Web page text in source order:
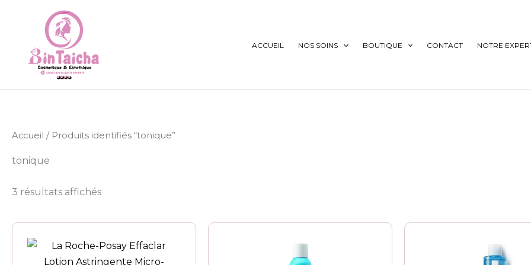
ACCUEIL NOS SOINS BOUTIQUE CONTACT NOTRE
Accueil / Produits identifiés “tonique”
tonique
3 résultats affichés